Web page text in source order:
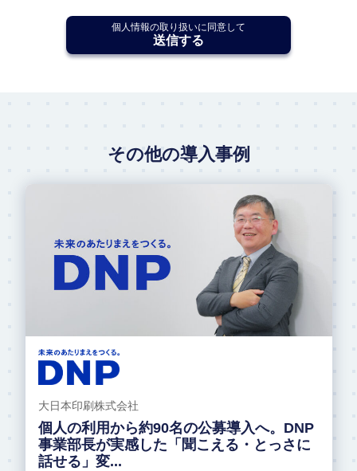
個人情報の取り扱いに同意して
送信する
その他の導入事例
大日本印刷株式会社
個人の利用から約90名の公募導入へ。DNP
事業部長が実感した「聞こえる・とっさに
話せる」変...